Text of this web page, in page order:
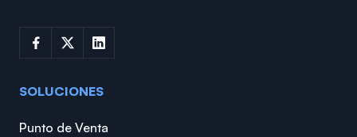
SOLUCIONES
Punto de Venta